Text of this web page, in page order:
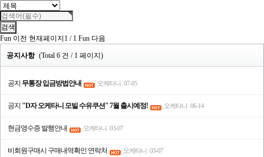
검색
Fun 이전 현재페이지 1 /1 Fun 다음
공지사항 (Total 6 건 / 1 페이지)
공지 무통장 입금방법안내 오케타니 07-05
공지 "D자 오케타니 모빌 수유쿠션" 7월 출시예정! 오케타니 06-14
현금영수증 발행안내 오케타니 03-07
비회원구매시 구매내역확인 연락처 오케타니 03-07